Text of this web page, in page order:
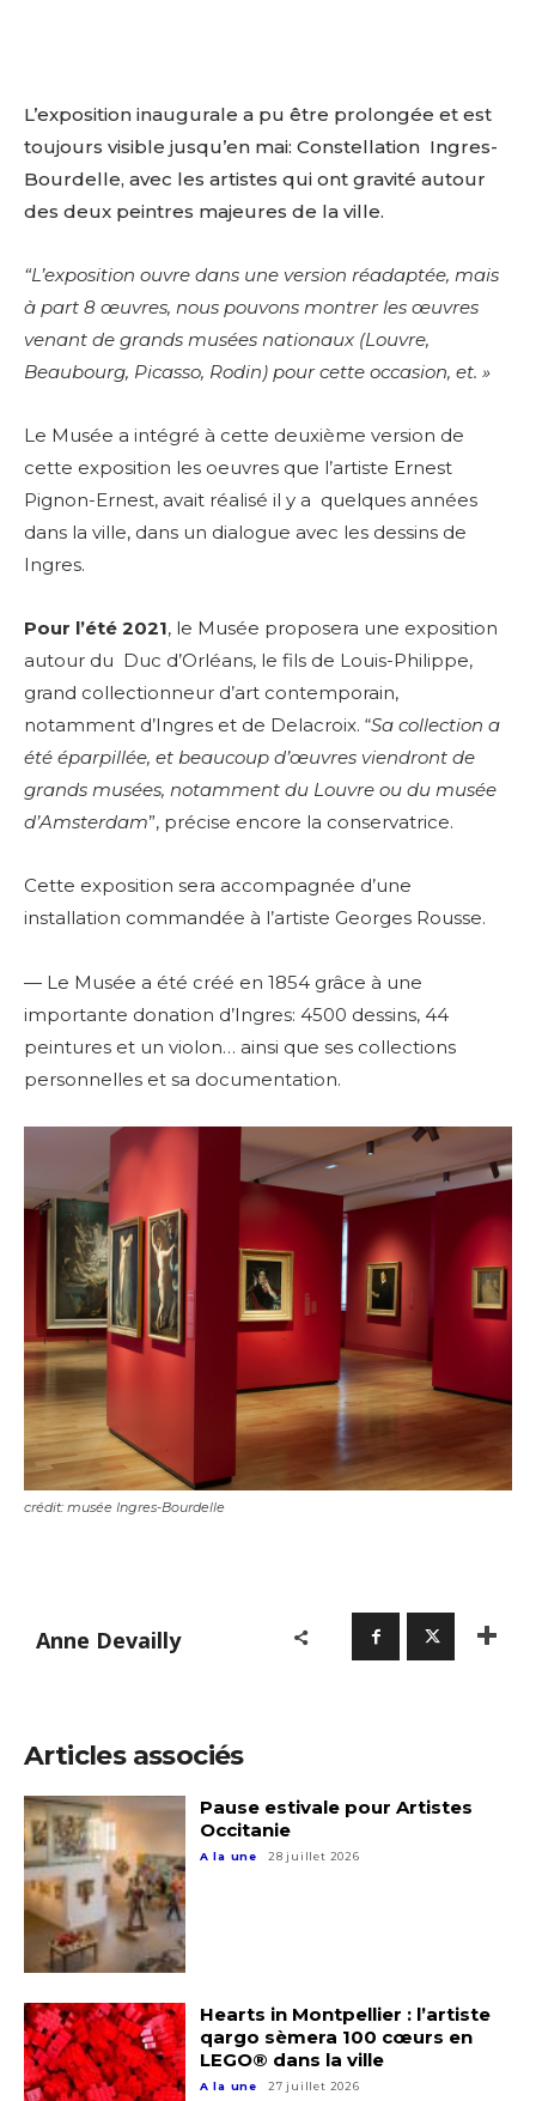
Adresse email*
Nom
Prénom
Statut / Organisation
Adresse email*
Nom
Statut / Organisation
* Champ obligatoire
L’exposition inaugurale a pu être prolongée et est
toujours visible jusqu’en mai: Constellation Ingres-
Bourdelle, avec les artistes qui ont gravité autour
des deux peintres majeures de la ville.
“L’exposition ouvre dans une version réadaptée, mais
à part 8 œuvres, nous pouvons montrer les œuvres
venant de grands musées nationaux (Louvre,
Beaubourg, Picasso, Rodin) pour cette occasion, et. »
Le Musée a intégré à cette deuxième version de
cette exposition les oeuvres que l’artiste Ernest
Pignon-Ernest, avait réalisé il y a quelques années
dans la ville, dans un dialogue avec les dessins de
Ingres.
Pour l’été 2021, le Musée proposera une exposition
autour du Duc d’Orléans, le fils de Louis-Philippe,
grand collectionneur d’art contemporain,
notamment d’Ingres et de Delacroix. “Sa collection a
été éparpillée, et beaucoup d’œuvres viendront de
grands musées, notamment du Louvre ou du musée
d’Amsterdam”, précise encore la conservatrice.
Cette exposition sera accompagnée d’une
installation commandée à l’artiste Georges Rousse.
— Le Musée a été créé en 1854 grâce à une
importante donation d’Ingres: 4500 dessins, 44
peintures et un violon… ainsi que ses collections
personnelles et sa documentation.
crédit: musée Ingres-Bourdelle
Anne Devailly
Articles associés
Pause estivale pour Artistes
Occitanie
A la une 28 juillet 2026
Hearts in Montpellier : l’artiste
qargo sèmera 100 cœurs en
LEGO® dans la ville
A la une 27 juillet 2026